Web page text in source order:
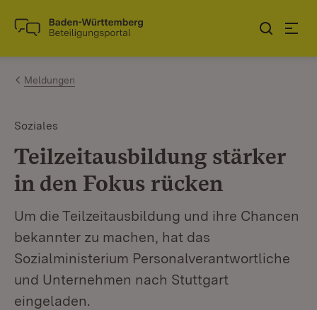
Zum Inhalt springen
Link zur Startseite
Meldungen
Soziales
Teilzeitausbildung stärker
in den Fokus rücken
Um die Teilzeitausbildung und ihre Chancen
bekannter zu machen, hat das
Sozialministerium Personalverantwortliche
und Unternehmen nach Stuttgart
eingeladen.